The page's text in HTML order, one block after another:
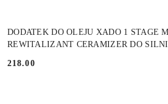
DODATEK DO OLEJU XADO 1 STAGE
REWITALIZANT CERAMIZER DO
Cena:
218.00